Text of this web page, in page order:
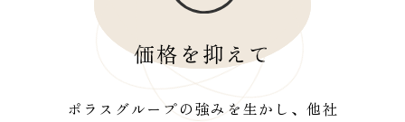
価格を抑えて
ポラスグループの強みを生かし、他社